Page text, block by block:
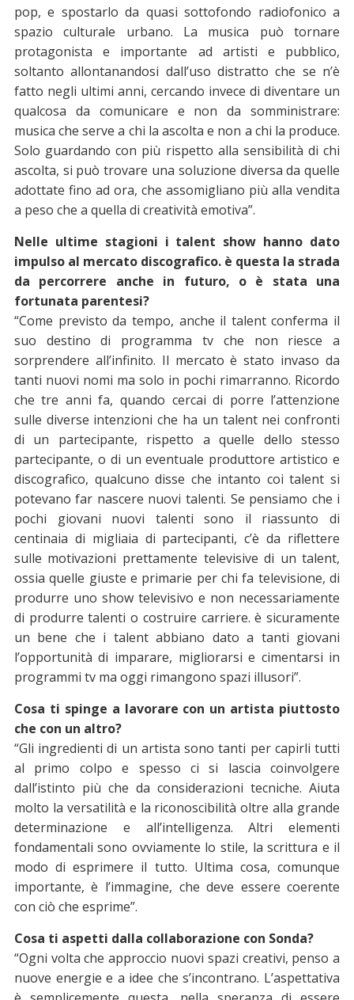
pop, e spostarlo da quasi sottofondo radiofonico a
spazio culturale urbano. La musica può tornare
protagonista e importante ad artisti e pubblico,
soltanto allontanandosi dall’uso distratto che se n’è
fatto negli ultimi anni, cercando invece di diventare un
qualcosa da comunicare e non da somministrare:
musica che serve a chi la ascolta e non a chi la produce.
Solo guardando con più rispetto alla sensibilità di chi
ascolta, si può trovare una soluzione diversa da quelle
adottate fino ad ora, che assomigliano più alla vendita
a peso che a quella di creatività emotiva”.
Nelle ultime stagioni i talent show hanno dato
impulso al mercato discografico. è questa la strada
da percorrere anche in futuro, o è stata una
fortunata parentesi?
“Come previsto da tempo, anche il talent conferma il
suo destino di programma tv che non riesce a
sorprendere all’infinito. Il mercato è stato invaso da
tanti nuovi nomi ma solo in pochi rimarranno. Ricordo
che tre anni fa, quando cercai di porre l’attenzione
sulle diverse intenzioni che ha un talent nei confronti
di un partecipante, rispetto a quelle dello stesso
partecipante, o di un eventuale produttore artistico e
discografico, qualcuno disse che intanto coi talent si
potevano far nascere nuovi talenti. Se pensiamo che i
pochi giovani nuovi talenti sono il riassunto di
centinaia di migliaia di partecipanti, c’è da riflettere
sulle motivazioni prettamente televisive di un talent,
ossia quelle giuste e primarie per chi fa televisione, di
produrre uno show televisivo e non necessariamente
di produrre talenti o costruire carriere. è sicuramente
un bene che i talent abbiano dato a tanti giovani
l’opportunità di imparare, migliorarsi e cimentarsi in
programmi tv ma oggi rimangono spazi illusori”.
Cosa ti spinge a lavorare con un artista piuttosto
che con un altro?
“Gli ingredienti di un artista sono tanti per capirli tutti
al primo colpo e spesso ci si lascia coinvolgere
dall’istinto più che da considerazioni tecniche. Aiuta
molto la versatilità e la riconoscibilità oltre alla grande
determinazione e all’intelligenza. Altri elementi
fondamentali sono ovviamente lo stile, la scrittura e il
modo di esprimere il tutto. Ultima cosa, comunque
importante, è l’immagine, che deve essere coerente
con ciò che esprime”.
Cosa ti aspetti dalla collaborazione con Sonda?
“Ogni volta che approccio nuovi spazi creativi, penso a
nuove energie e a idee che s’incontrano. L’aspettativa